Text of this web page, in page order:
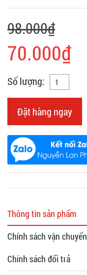
98.000₫
70.000₫
Số lượng:
Đặt hàng ngay
Thông tin sản phẩm
Chính sách vận chuyển
Chính sách đổi trả